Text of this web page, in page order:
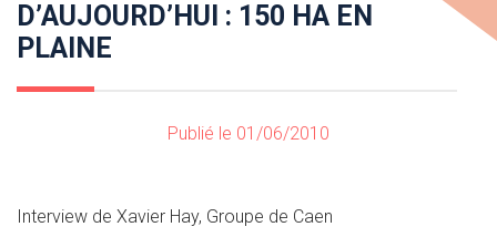
D’AUJOURD’HUI : 150 HA EN
PLAINE
Publié le 01/06/2010
Interview de Xavier Hay, Groupe de Caen